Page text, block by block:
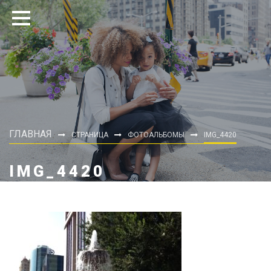
ГЛАВНАЯ СТРАНИЦА ФОТОАЛЬБОМЫ IMG_4420
IMG_4420